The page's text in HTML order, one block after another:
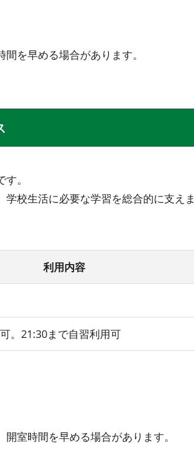
を早める場合があります。
。
校生活に必要な学習を総合的に支えま
利用内容
。21:30まで自習利用可
室時間を早める場合があります。